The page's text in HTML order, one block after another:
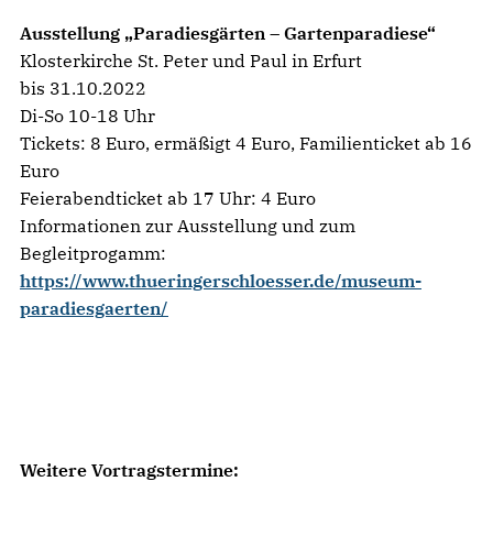
Ausstellung „Paradiesgärten – Gartenparadiese“
Klosterkirche St. Peter und Paul in Erfurt
bis 31.10.2022
Di-So 10-18 Uhr
Tickets: 8 Euro, ermäßigt 4 Euro, Familienticket ab 16
Euro
Feierabendticket ab 17 Uhr: 4 Euro
Informationen zur Ausstellung und zum
Begleitprogamm:
https://www.thueringerschloesser.de/museum-
paradiesgaerten/
Weitere Vortragstermine: